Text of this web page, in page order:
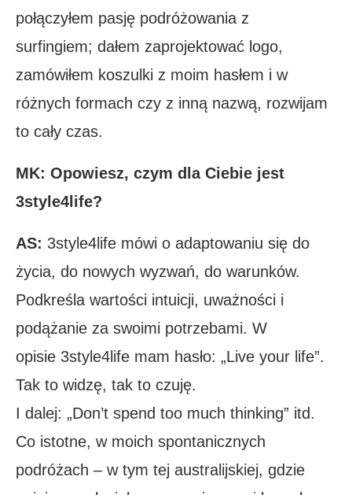
połączyłem pasję podróżowania z
surfingiem; dałem zaprojektować logo,
zamówiłem koszulki z moim hasłem i w
różnych formach czy z inną nazwą, rozwijam
to cały czas.
MK: Opowiesz, czym dla Ciebie jest
3style4life?
AS: 3style4life mówi o adaptowaniu się do
życia, do nowych wyzwań, do warunków.
Podkreśla wartości intuicji, uważności i
podążanie za swoimi potrzebami. W
opisie 3style4life mam hasło: „Live your life”.
Tak to widzę, tak to czuję.
I dalej: „Don’t spend too much thinking” itd.
Co istotne, w moich spontanicznych
podróżach – w tym tej australijskiej, gdzie